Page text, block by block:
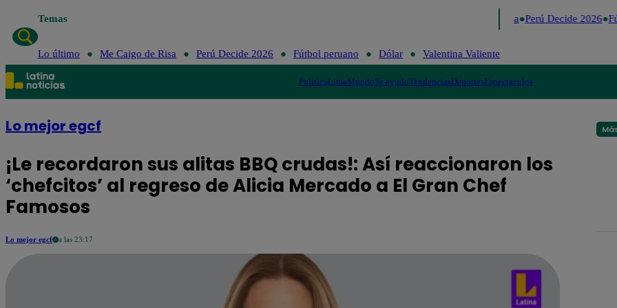
Temas Perú Decide 2026
Lo último Me Caigo de Risa Perú Decide 2026 Fútbol peruano Dólar Valentina Valiente
PolíticaLimaMundoTe ayudoTendenciasDeportesEspectáculos
Lo mejor egcf
¡Le recordaron sus alitas BBQ crudas!: Así reaccionaron los
‘chefcitos’ al regreso de Alicia Mercado a El Gran Chef
Famosos
Lo mejor egcf a las 23:17